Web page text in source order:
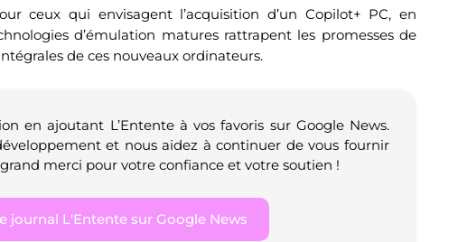
ceux qui envisagent l’acquisition d’un Copilot+ PC, en
d’émulation matures rattrapent les promesses de
de ces nouveaux ordinateurs.
en ajoutant L’Entente à vos favoris sur Google News.
et nous aidez à continuer de vous fournir
merci pour votre confiance et votre soutien !
journal L'Entente sur Google News